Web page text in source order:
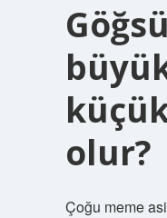
olur?
Çoğu meme